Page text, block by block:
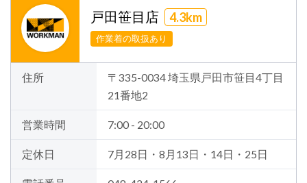
戸田笹目店 4.3km
作業着の取扱あり
住所
〒335-0034 埼玉県戸田市笹目4丁目
21番地2
営業時間 7:00 - 20:00
定休日 7月28日・8月13日・14日・25日